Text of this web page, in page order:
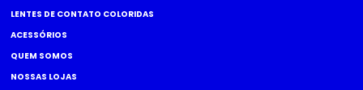
LENTES DE CONTATO COLORIDAS
ACESSÓRIOS
QUEM SOMOS
NOSSAS LOJAS